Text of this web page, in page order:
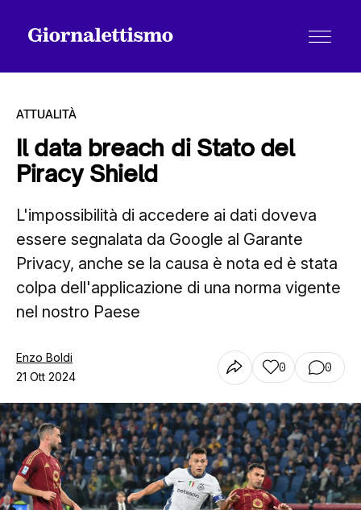
Tutti gli articoli
Chi siamo
Contatti
ATTUALITÀ
Il data breach di Stato del
Piracy Shield
L'impossibilità di accedere ai dati doveva
essere segnalata da Google al Garante
Privacy, anche se la causa è nota ed è stata
colpa dell'applicazione di una norma vigente
nel nostro Paese
Enzo Boldi
21 Ott 2024
0 0